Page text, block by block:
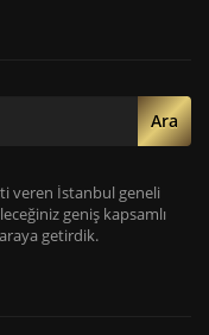
Ara
veren İstanbul geneli
geniş kapsamlı
getirdik.